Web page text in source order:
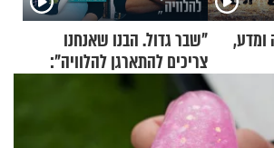
ומדע,
"שבר גדול. הבנו שאנחנו
צריכים להתארגן להלוויה":
זוגיות במבחן, הפעם עם מרים
וגד דנינו